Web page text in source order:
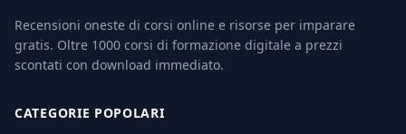
Recensioni oneste di corsi online e risorse per imparare
gratis. Oltre 1000 corsi di formazione digitale a prezzi
scontati con download immediato.
CATEGORIE POPOLARI